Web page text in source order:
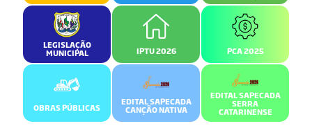
LEGISLAÇÃO
MUNICIPAL IPTU 2026 PCA 2025
OBRAS PÚBLICAS
EDITAL SAPECADA
CANÇÃO NATIVA
EDITAL SAPECADA
SERRA
CATARINENSE